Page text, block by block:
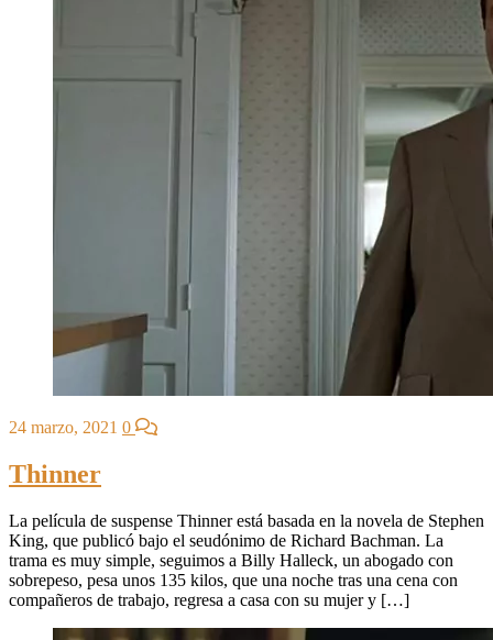
24 marzo, 2021 0
Thinner
La película de suspense Thinner está basada en la novela de Stephen
King, que publicó bajo el seudónimo de Richard Bachman. La
trama es muy simple, seguimos a Billy Halleck, un abogado con
sobrepeso, pesa unos 135 kilos, que una noche tras una cena con
compañeros de trabajo, regresa a casa con su mujer y […]